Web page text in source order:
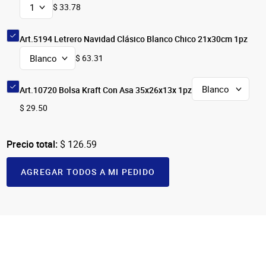
$ 33.78
Art.5194 Letrero Navidad Clásico Blanco Chico 21x30cm 1pz
$ 63.31
Art.10720 Bolsa Kraft Con Asa 35x26x13x 1pz
$ 29.50
Precio total: $ 126.59
AGREGAR TODOS A MI PEDIDO